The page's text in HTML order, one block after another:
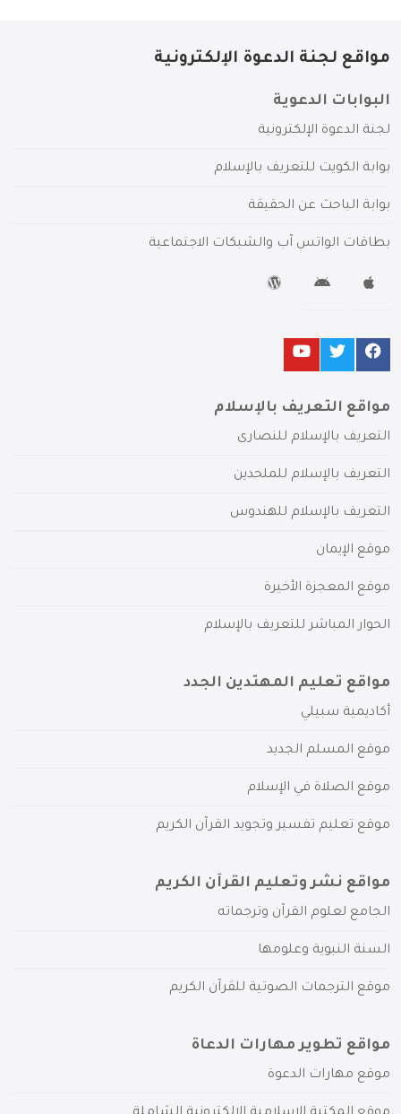
مواقع لجنة الدعوة الإلكترونية
البوابات الدعوية
لجنة الدعوة الإلكترونية
بوابة الكويت للتعريف بالإسلام
بوابة الباحث عن الحقيقة
بطاقات الواتس آب والشبكات الاجتماعية
مواقع التعريف بالإسلام
التعريف بالإسلام للنصارى
التعريف بالإسلام للملحدين
التعريف بالإسلام للهندوس
موقع الإيمان
موقع المعجزة الأخيرة
الحوار المباشر للتعريف بالإسلام
مواقع تعليم المهتدين الجدد
أكاديمية سبيلي
موقع المسلم الجديد
موقع الصلاة في الإسلام
موقع تعليم تفسير وتجويد القرآن الكريم
مواقع نشر وتعليم القرآن الكريم
الجامع لعلوم القرآن وترجماته
السنة النبوية وعلومها
موقع الترجمات الصوتية للقرآن الكريم
مواقع تطوير مهارات الدعاة
موقع مهارات الدعوة